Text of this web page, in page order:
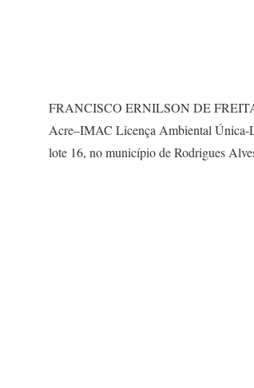
FRANCISCO ERNILSON DE
Acre–IMAC Licença Ambiental Única-
lote 16, no município de Rodrigues